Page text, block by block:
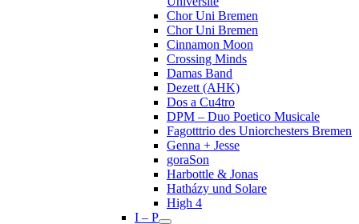
Chor Uni Bremen
Chor Uni Bremen
Cinnamon Moon
Crossing Minds
Damas Band
Dezett (AHK)
Dos a Cu4tro
DPM – Duo Poetico Musicale
Fagotttrio des Uniorchesters Bremen
Genna + Jesse
goraSon
Harbottle & Jonas
Hatházy und Solare
High 4
I – P